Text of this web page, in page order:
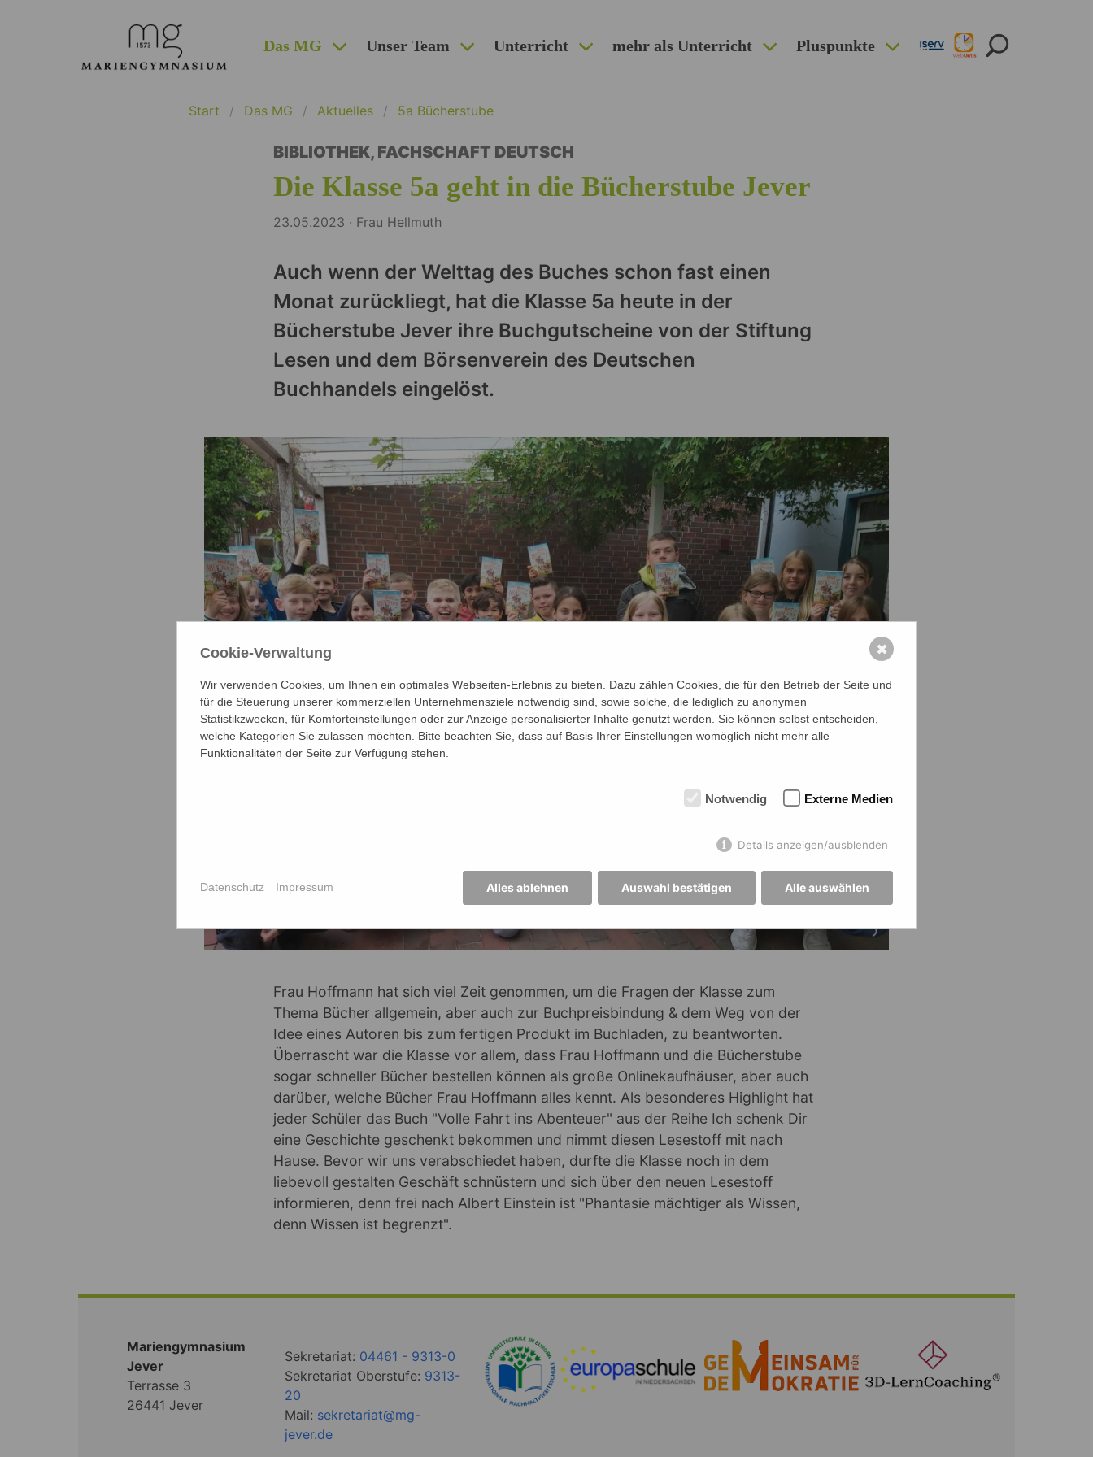
Das MG Unser Team Unterricht mehr als Unterricht Pluspunkte
Start Das MG Aktuelles 5a Bücherstube
BIBLIOTHEK, FACHSCHAFT DEUTSCH
Die Klasse 5a geht in die Bücherstube Jever
23.05.2023 · Frau Hellmuth
Auch wenn der Welttag des Buches schon fast einen
Monat zurückliegt, hat die Klasse 5a heute in der
Bücherstube Jever ihre Buchgutscheine von der Stiftung
Lesen und dem Börsenverein des Deutschen
Buchhandels eingelöst.
Frau Hoffmann hat sich viel Zeit genommen, um die Fragen der Klasse zum
Thema Bücher allgemein, aber auch zur Buchpreisbindung & dem Weg von der
Idee eines Autoren bis zum fertigen Produkt im Buchladen, zu beantworten.
Überrascht war die Klasse vor allem, dass Frau Hoffmann und die Bücherstube
sogar schneller Bücher bestellen können als große Onlinekaufhäuser, aber auch
darüber, welche Bücher Frau Hoffmann alles kennt. Als besonderes Highlight hat
jeder Schüler das Buch "Volle Fahrt ins Abenteuer" aus der Reihe Ich schenk Dir
eine Geschichte geschenkt bekommen und nimmt diesen Lesestoff mit nach
Hause. Bevor wir uns verabschiedet haben, durfte die Klasse noch in dem
liebevoll gestalten Geschäft schnüstern und sich über den neuen Lesestoff
informieren, denn frei nach Albert Einstein ist "Phantasie mächtiger als Wissen,
denn Wissen ist begrenzt".
Mariengymnasium
Jever
Terrasse 3
26441 Jever
Sekretariat: 04461 - 9313-0
Sekretariat Oberstufe: 9313-
20
Mail: sekretariat@mg-
jever.de
Cookie-Verwaltung
Wir verwenden Cookies, um Ihnen ein optimales Webseiten-Erlebnis zu bieten. Dazu zählen Cookies, die für den Betrieb der Seite und
für die Steuerung unserer kommerziellen Unternehmensziele notwendig sind, sowie solche, die lediglich zu anonymen
Statistikzwecken, für Komforteinstellungen oder zur Anzeige personalisierter Inhalte genutzt werden. Sie können selbst entscheiden,
welche Kategorien Sie zulassen möchten. Bitte beachten Sie, dass auf Basis Ihrer Einstellungen womöglich nicht mehr alle
Funktionalitäten der Seite zur Verfügung stehen.
Notwendig Externe Medien
Details anzeigen/ausblenden
Alles ablehnen Auswahl bestätigen Alle auswählen
Datenschutz Impressum
✖